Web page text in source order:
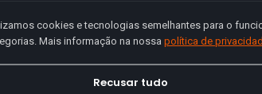
cookies e tecnologias semelhantes para o
Mais informação na nossa política de
Recusar tudo